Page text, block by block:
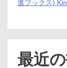
進ブックス)
最近